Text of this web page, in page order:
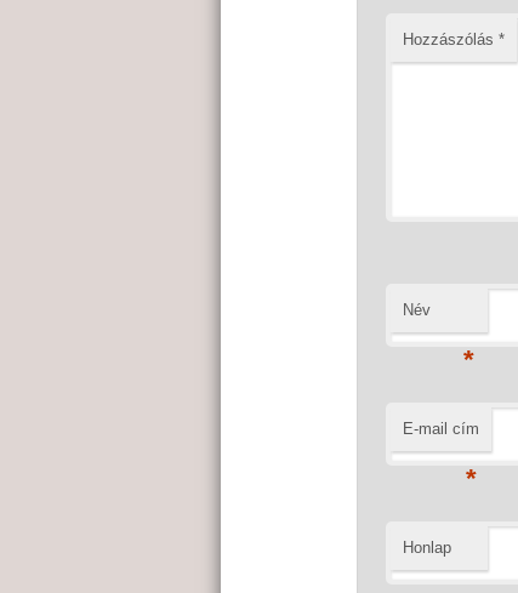
Hozzászólás *
Név
*
E-mail cím
*
Honlap